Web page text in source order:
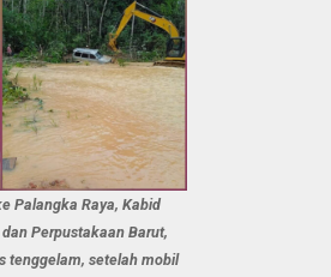
Palangka Raya, Kabid
Perpustakaan Barut,
tenggelam, setelah mobil